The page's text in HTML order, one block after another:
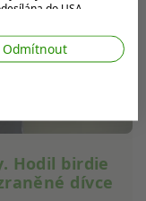
Hodil birdie
dívce
do USA.
v
Odmítnout